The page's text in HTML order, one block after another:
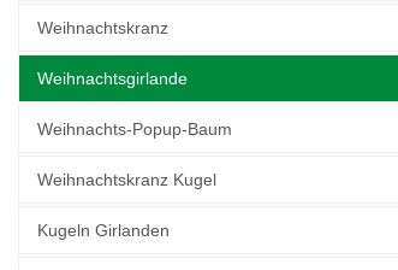
Weihnachtskranz
Weihnachtsgirlande
Weihnachts-Popup-Baum
Weihnachtskranz Kugel
Kugeln Girlanden